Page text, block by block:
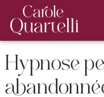
Hypnose